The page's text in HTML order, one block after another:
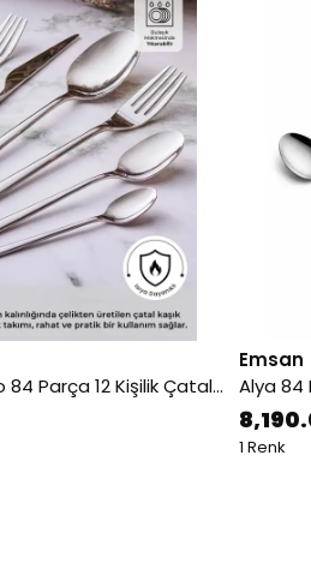
Elegance Bello 84 Parça 12 Kişilik Çatal Kaşık Bıçak Seti Lüks Kutulu
Emsan
1 Renk